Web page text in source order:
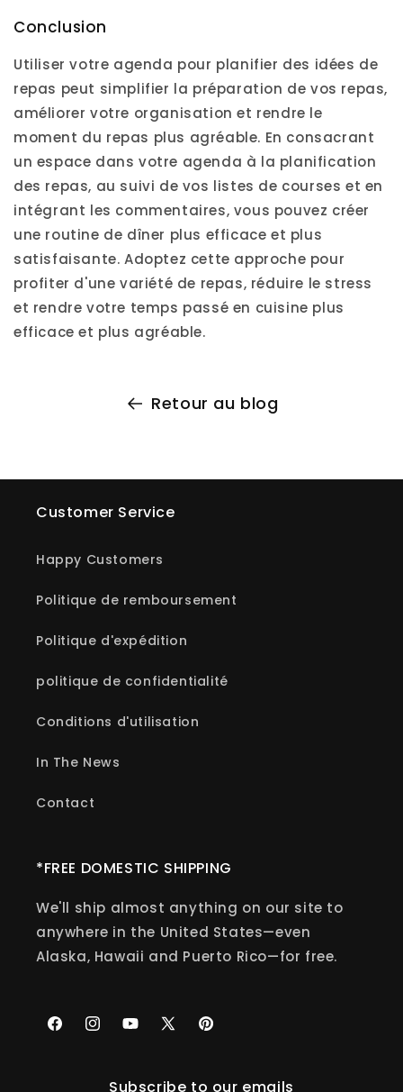
Conclusion
Utiliser votre agenda pour planifier des idées de
repas peut simplifier la préparation de vos repas,
améliorer votre organisation et rendre le
moment du repas plus agréable. En consacrant
un espace dans votre agenda à la planification
des repas, au suivi de vos listes de courses et en
intégrant les commentaires, vous pouvez créer
une routine de dîner plus efficace et plus
satisfaisante. Adoptez cette approche pour
profiter d'une variété de repas, réduire le stress
et rendre votre temps passé en cuisine plus
efficace et plus agréable.
Retour au blog
Customer Service
Happy Customers
Politique de remboursement
Politique d'expédition
politique de confidentialité
Conditions d'utilisation
In The News
Contact
*FREE DOMESTIC SHIPPING
We'll ship almost anything on our site to
anywhere in the United States—even
Alaska, Hawaii and Puerto Rico—for free.
FacebookInstagramYouTube
X
Pinterest
Subscribe to our emails